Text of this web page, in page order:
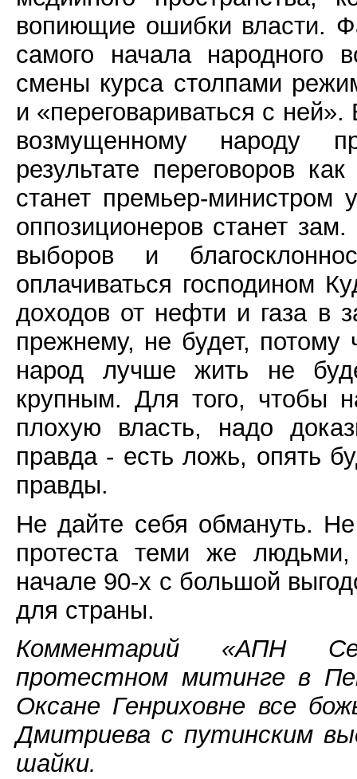
вопиющие ошибки власти.
самого начала народного
смены курса столпами
и «переговариваться с
возмущенному народу
результате переговоров
станет премьер-министром
оппозиционеров станет
выборов и
оплачиваться господином
доходов от нефти и газа в
прежнему, не будет, потому
народ лучше жить не
крупным. Для того, чтобы
плохую власть, надо
правда - есть ложь, опять
правды.
Не дайте себя обмануть. Не
протеста теми же
начале 90-х с большой
для страны.
Комментарий «АПН
протестном митинге в
Оксане Генриховне все
Дмитриева с путинским
шайки.